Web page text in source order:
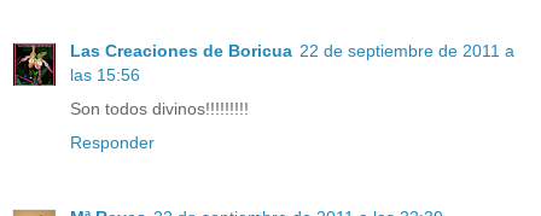
Las Creaciones de Boricua 22 de septiembre de 2011 a
las 15:56
Son todos divinos!!!!!!!!!
Responder